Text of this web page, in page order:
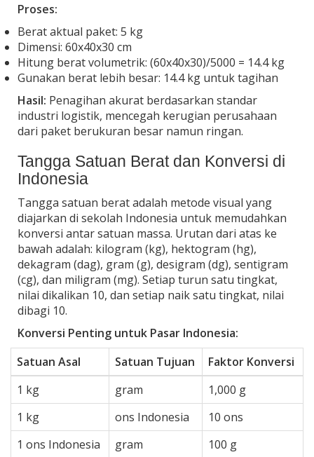
Proses:
Berat aktual paket: 5 kg
Dimensi: 60x40x30 cm
Hitung berat volumetrik: (60x40x30)/5000 = 14.4 kg
Gunakan berat lebih besar: 14.4 kg untuk tagihan
Hasil: Penagihan akurat berdasarkan standar
industri logistik, mencegah kerugian perusahaan
dari paket berukuran besar namun ringan.
Tangga Satuan Berat dan Konversi di
Indonesia
Tangga satuan berat adalah metode visual yang
diajarkan di sekolah Indonesia untuk memudahkan
konversi antar satuan massa. Urutan dari atas ke
bawah adalah: kilogram (kg), hektogram (hg),
dekagram (dag), gram (g), desigram (dg), sentigram
(cg), dan miligram (mg). Setiap turun satu tingkat,
nilai dikalikan 10, dan setiap naik satu tingkat, nilai
dibagi 10.
Konversi Penting untuk Pasar Indonesia:
Satuan Asal
Satuan Tujuan
Faktor Konversi
1 kg
gram
1,000 g
1 kg
ons Indonesia
10 ons
1 ons Indonesia
gram 100 g